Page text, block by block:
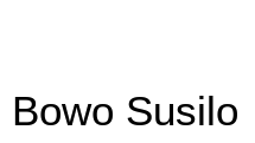
Bowo Susilo